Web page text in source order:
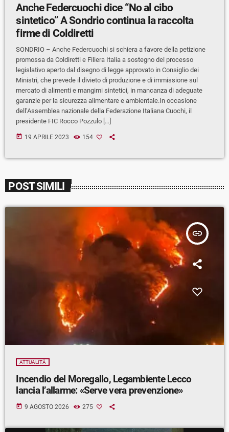
Anche Federcuochi dice “No al cibo
sintetico” A Sondrio continua la raccolta
firme di Coldiretti
SONDRIO – Anche Federcuochi si schiera a favore della petizione
promossa da Coldiretti e Filiera Italia a sostegno del processo
legislativo aperto dal disegno di legge approvato in Consiglio dei
Ministri, che prevede il divieto di produzione e di immissione sul
mercato di alimenti e mangimi sintetici, in mancanza di adeguate
garanzie per la sicurezza alimentare e ambientale.In occasione
dell’Assemblea nazionale della Federazione Italiana Cuochi, il
presidente FIC Rocco Pozzulo […]
today 19 APRILE 2023 154
POST SIMILI
insert_link
ATTUALITÀ
Incendio del Moregallo, Legambiente Lecco
lancia l’allarme: «Serve vera prevenzione»
today 9 AGOSTO 2026 275